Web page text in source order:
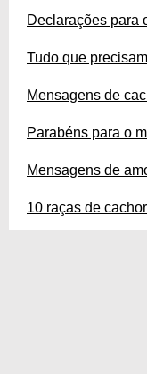
Declarações para
Tudo que
Mensagens de
Parabéns para o
Mensagens de
10 raças de